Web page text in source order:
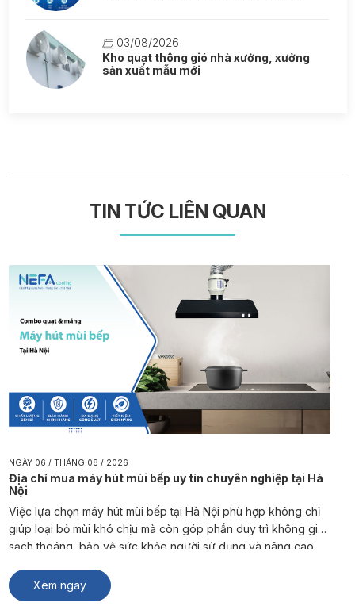
03/08/2026
Kho quạt thông gió nhà xưởng, xưởng
sản xuất mẫu mới
TIN TỨC LIÊN QUAN
NGÀY 06 / THÁNG 08 / 2026
Địa chỉ mua máy hút mùi bếp uy tín chuyên nghiệp tại Hà
Nội
Việc lựa chọn máy hút mùi bếp tại Hà Nội phù hợp không chỉ
giúp loại bỏ mùi khó chịu mà còn góp phần duy trì không gian
sạch thoáng, bảo vệ sức khỏe người sử dụng và nâng cao
chuyên sản xuất và […]
Xem ngay